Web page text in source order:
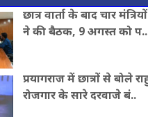
छात्र वार्ता के बाद चार
ने की बैठक, 9 अगस्त को प..
प्रयागराज में छात्रों से बोले
रोजगार के सारे दरवाजे बं..